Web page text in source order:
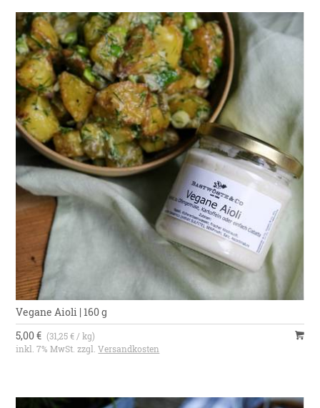
Vegane Aioli | 160 g
5,00 € (31,25 € / kg)
inkl. 7% MwSt. zzgl.Versandkosten